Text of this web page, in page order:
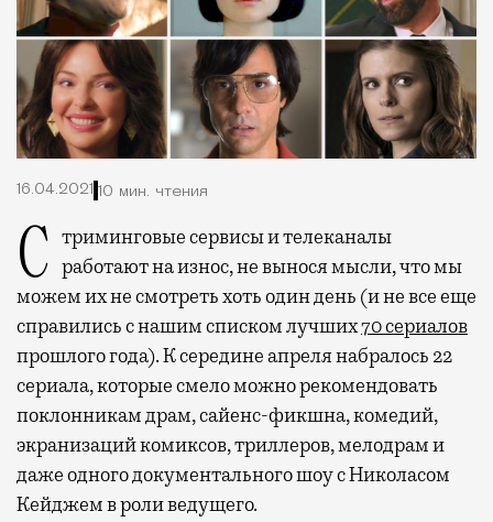
16.04.2021 10 мин. чтения
Стриминговые сервисы и телеканалы работают на износ, не вынося мысли, что мы
можем их не смотреть хоть один день (и не все еще
справились с нашим списком лучших70 сериалов
прошлого года). К середине апреля набралось 22
сериала, которые смело можно рекомендовать
поклонникам драм, сайенс-фикшна, комедий,
экранизаций комиксов, триллеров, мелодрам и
даже одного документального шоу с Николасом
Кейджем в роли ведущего.